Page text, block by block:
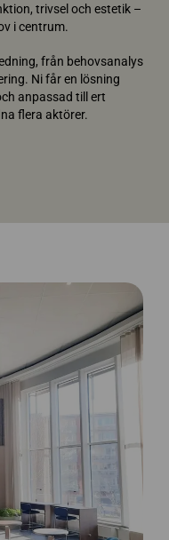
trivsel och estetik –
i centrum.
från behovsanalys
Ni får en lösning
anpassad till ert
flera aktörer.